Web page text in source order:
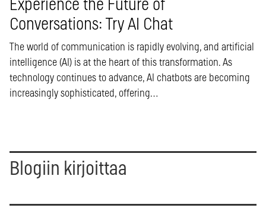
Experience the Future of
Conversations: Try AI Chat
The world of communication is rapidly evolving, and artificial
intelligence (AI) is at the heart of this transformation. As
technology continues to advance, AI chatbots are becoming
increasingly sophisticated, offering…
Blogiin kirjoittaa